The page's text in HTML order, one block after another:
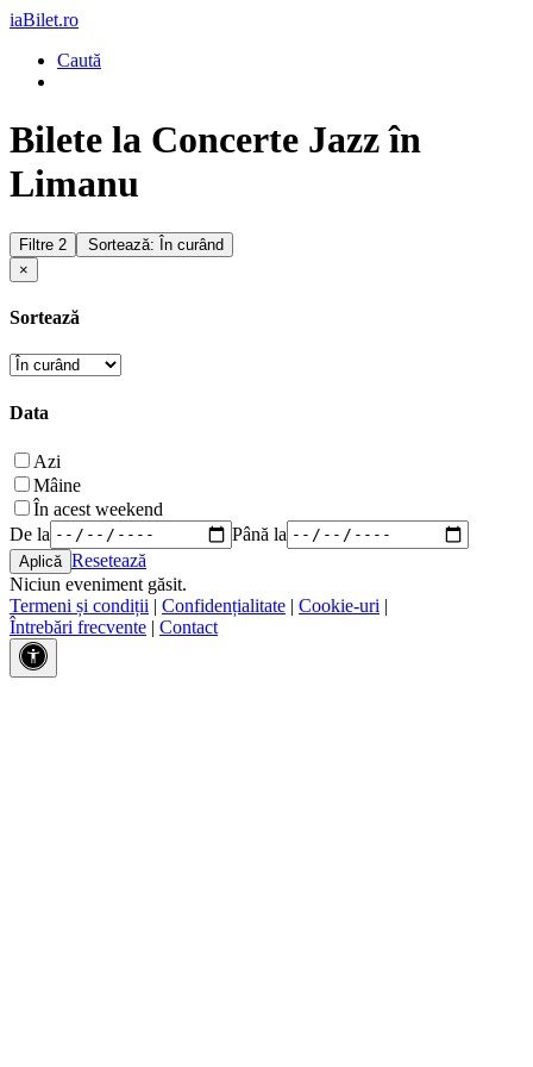
iaBilet.ro
Caută
Bilete la Concerte Jazz în
Limanu
Filtre 2
Sortează: În curând
×
Sortează
Data
Azi
Mâine
În acest weekend
De la
Până la
Resetează
Niciun eveniment găsit.
Termeni și condiții | Confidențialitate | Cookie-uri |
Întrebări frecvente | Contact